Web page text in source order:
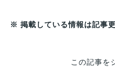
※ 掲載している情報は記事
この記事を